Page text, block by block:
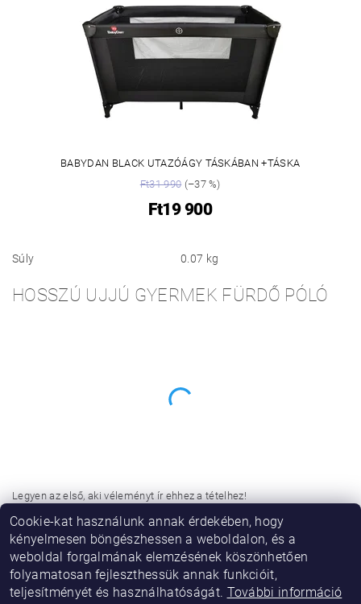
BABYDAN BLACK UTAZÓÁGY TÁSKÁBAN +TÁSKA
Ft31 990(–37 %)
Ft19 900
Súly 0.07 kg
HOSSZÚ UJJÚ GYERMEK FÜRDŐ PÓLÓ
Legyen az első, aki véleményt ír ehhez a tételhez!
Hozzászólás hozzáadása
Cookie-kat használunk annak érdekében, hogy
kényelmesen böngészhessen a weboldalon, és a
weboldal forgalmának elemzésének köszönhetően
folyamatosan fejleszthessük annak funkcióit,
teljesítményét és használhatóságát. További információ